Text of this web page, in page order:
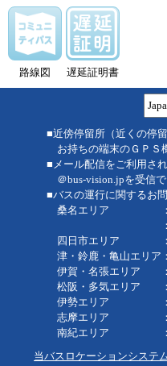
路線図 遅延証明書
■近傍停留所（近くの停
お持ちの端末のＧＰＳ
■メール配信をご利用さ
＠bus-vision.jpを受信で
■バスの運行に関するお
桑名エリア ：桑
：八風バス
四日市エリア ：四
津・鈴鹿・亀山エリ
伊賀・名張エリア
松阪・多気エリア
伊勢エリア ：伊
志摩エリア ：志
南紀エリア ：南
当バスロケーションシステ